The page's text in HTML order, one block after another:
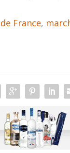
France,